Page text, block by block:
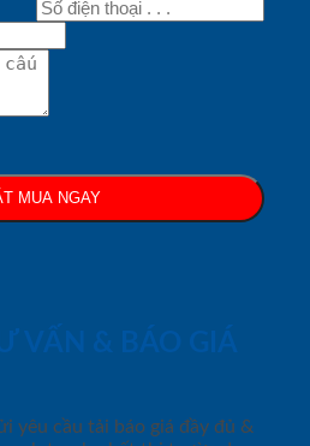
MUA NGAY
VẤN & BÁO GIÁ
yêu cầu tải báo giá đầy đủ &